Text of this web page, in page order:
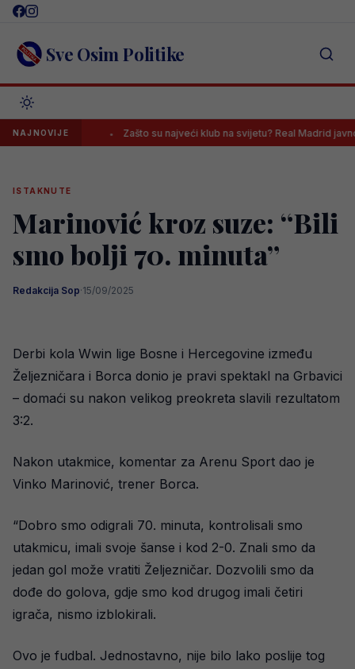
Skip
content Sve Osim Politike
NAJNOVIJEZašto su najveći klub na svijetu? Real Madrid javno poslao
ISTAKNUTE
Marinović kroz suze: “Bili
smo bolji 70. minuta”
Redakcija Sop·15/09/2025
Derbi kola Wwin lige Bosne i Hercegovine između
Željezničara i Borca donio je pravi spektakl na Grbavici
– domaći su nakon velikog preokreta slavili rezultatom
3:2.
Nakon utakmice, komentar za Arenu Sport dao je
Vinko Marinović, trener Borca.
“Dobro smo odigrali 70. minuta, kontrolisali smo
utakmicu, imali svoje šanse i kod 2-0. Znali smo da
jedan gol može vratiti Željezničar. Dozvolili smo da
dođe do golova, gdje smo kod drugog imali četiri
igrača, nismo izblokirali.
Ovo je fudbal. Jednostavno, nije bilo lako poslije tog